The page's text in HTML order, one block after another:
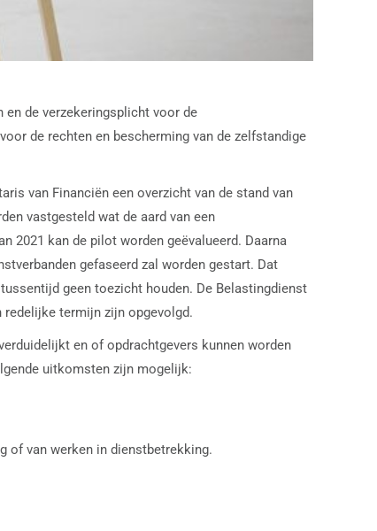
de verzekeringsplicht voor de
de rechten en bescherming van de zelfstandige
van Financiën een overzicht van de stand van
vastgesteld wat de aard van een
2021 kan de pilot worden geëvalueerd. Daarna
gefaseerd zal worden gestart. Dat
geen toezicht houden. De Belastingdienst
termijn zijn opgevolgd.
en of opdrachtgevers kunnen worden
uitkomsten zijn mogelijk:
of van werken in dienstbetrekking.